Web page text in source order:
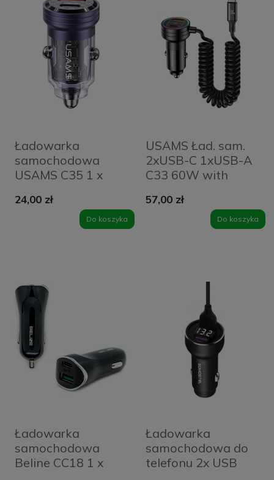
Ładowarka
samochodowa
USAMS C35 1 x
45 W Fioletowa -
24,00 zł
Do koszyka
USAMS Ład. sam.
2xUSB-C 1xUSB-A
C33 60W with
Charge
czarny/black
CC167CC01 (US-
57,00 zł
Do koszyka
Ładowarka
samochodowa
Beline CC18 1 x
Ładowarka
samochodowa do
telefonu 2x USB